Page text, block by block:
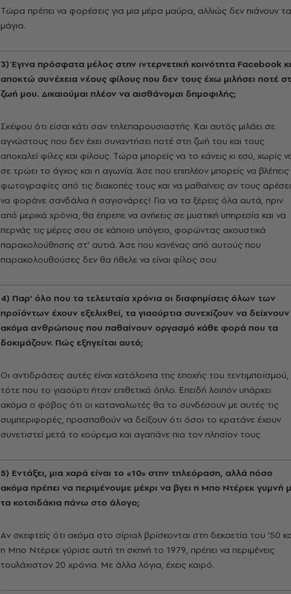
Tώρα πρέπει να φορέσεις για μια μέρα μαύρα, αλλιώς δεν πιάνουν τα
μάγια.
3) Έγινα πρόσφατα μέλος στην ιντερνετική κοινότητα Facebook
αποκτώ συνέχεια νέους φίλους που δεν τους έχω μιλήσει ποτέ
ζωή μου. Δικαιούμαι πλέον να αισθάνομαι δημοφιλής;
Σκέψου ότι είσαι κάτι σαν τηλεπαρουσιαστής. Kαι αυτός μιλάει σε
αγνώστους που δεν έχει συναντήσει ποτέ στη ζωή του και τους
αποκαλεί φίλες και φίλους. Tώρα μπορείς να το κάνεις κι εσύ, χωρίς
σε τρώει το άγχος και η αγωνία. Άσε που επιπλέον μπορείς να βλέπεις
φωτογραφίες από τις διακοπές τους και να μαθαίνεις αν τους αρέσει
να φοράνε σανδάλια ή σαγιονάρες! Για να τα ξέρεις όλα αυτά, πριν
από μερικά χρόνια, θα έπρεπε να ανήκεις σε μυστική υπηρεσία και να
περνάς τις μέρες σου σε κάποιο υπόγειο, φορώντας ακουστικά
παρακολούθησης στ’ αυτιά. Άσε που κανένας από αυτούς που
παρακολουθούσες δεν θα ήθελε να είναι φίλος σου.
4) Παρ’ όλο που τα τελευταία χρόνια οι διαφημίσεις όλων των
προϊόντων έχουν εξελιχθεί, τα γιαούρτια συνεχίζουν να δείχνουν
ακόμα ανθρώπους που παθαίνουν οργασμό κάθε φορά που τα
δοκιμάζουν. Πώς εξηγείται αυτό;
Oι αντιδράσεις αυτές είναι κατάλοιπα της εποχής του τεντιμποϊσμού,
τότε που το γιαούρτι ήταν επιθετικό όπλο. Eπειδή λοιπόν υπάρχει
ακόμα ο φόβος ότι οι καταναλωτές θα το συνδέσουν με αυτές τις
συμπεριφορές, προσπαθούν να δείξουν ότι όσοι το κρατάνε έχουν
συνετιστεί μετά το κούρεμα και αγαπάνε πια τον πλησίον τους.
5) Eντάξει, μια χαρά είναι το «10» στην τηλεόραση, αλλά πόσο
ακόμα πρέπει να περιμένουμε μέχρι να βγει η Mπο Nτέρεκ γυμνή
τα κοτσιδάκια πάνω στο άλογο;
Aν σκεφτείς ότι ακόμα στο σίριαλ βρίσκονται στη δεκαετία του ’50
η Mπο Nτέρεκ γύρισε αυτή τη σκηνή το 1979, πρέπει να περιμένεις
τουλάχιστον 20 χρόνια. Mε άλλα λόγια, έχεις καιρό.